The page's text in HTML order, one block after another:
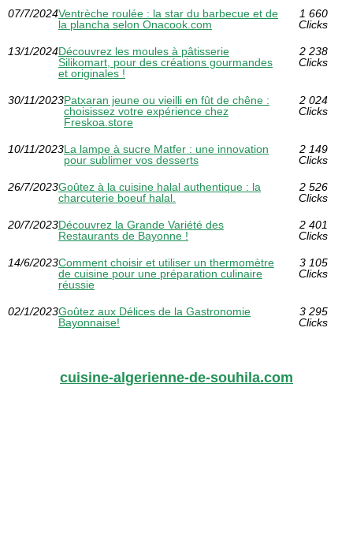
07/7/2024Ventrèche roulée : la star du barbecue et de
la plancha selon Onacook.com
1 660
Clicks
13/1/2024Découvrez les moules à pâtisserie
Silikomart, pour des créations gourmandes
et originales !
2 238
Clicks
30/11/2023Patxaran jeune ou vieilli en fût de chêne :
choisissez votre expérience chez
Freskoa.store
2 024
Clicks
10/11/2023La lampe à sucre Matfer : une innovation
pour sublimer vos desserts
2 149
Clicks
26/7/2023Goûtez à la cuisine halal authentique : la
charcuterie boeuf halal.
2 526
Clicks
20/7/2023Découvrez la Grande Variété des
Restaurants de Bayonne !
2 401
Clicks
14/6/2023Comment choisir et utiliser un thermomètre
de cuisine pour une préparation culinaire
réussie
3 105
Clicks
02/1/2023Goûtez aux Délices de la Gastronomie
Bayonnaise!
3 295
Clicks
cuisine-algerienne-de-souhila.com